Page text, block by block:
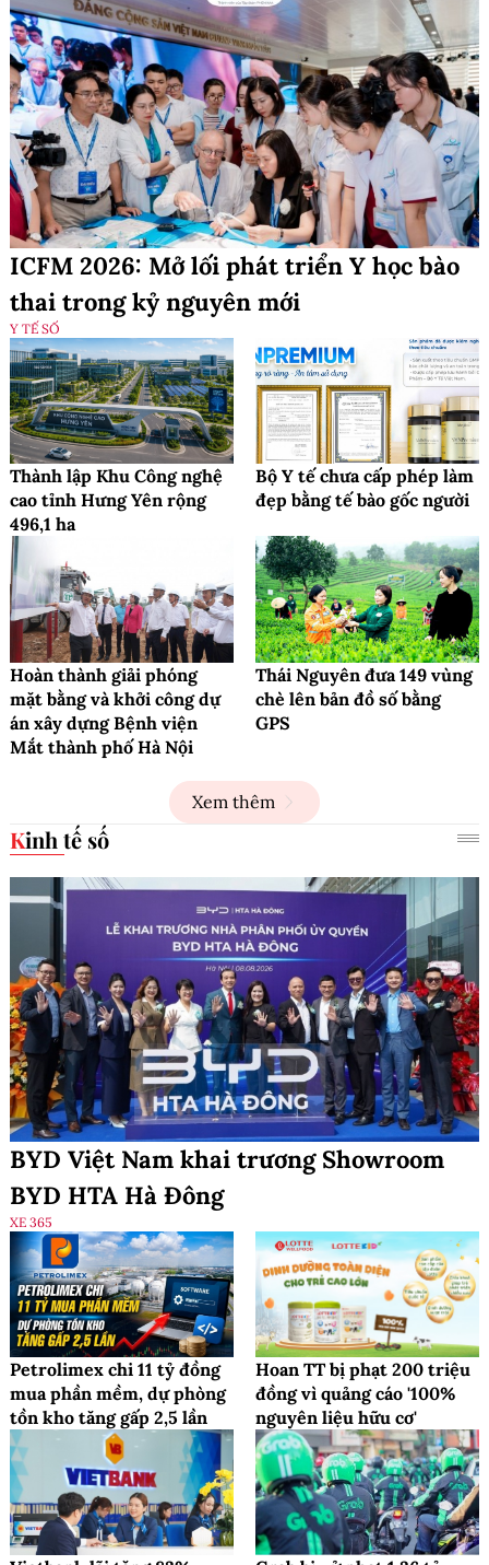
ICFM 2026: Mở lối phát triển Y học bào
thai trong kỷ nguyên mới
Y TẾ SỐ
Thành lập Khu Công nghệ
cao tỉnh Hưng Yên rộng
496,1 ha
Bộ Y tế chưa cấp phép làm
đẹp bằng tế bào gốc người
Hoàn thành giải phóng
mặt bằng và khởi công dự
án xây dựng Bệnh viện
Mắt thành phố Hà Nội
Thái Nguyên đưa 149 vùng
chè lên bản đồ số bằng
GPS
Xem thêm
Kinh tế số
BYD Việt Nam khai trương Showroom
BYD HTA Hà Đông
XE 365
Petrolimex chi 11 tỷ đồng
mua phần mềm, dự phòng
tồn kho tăng gấp 2,5 lần
Hoan TT bị phạt 200 triệu
đồng vì quảng cáo '100%
nguyên liệu hữu cơ'